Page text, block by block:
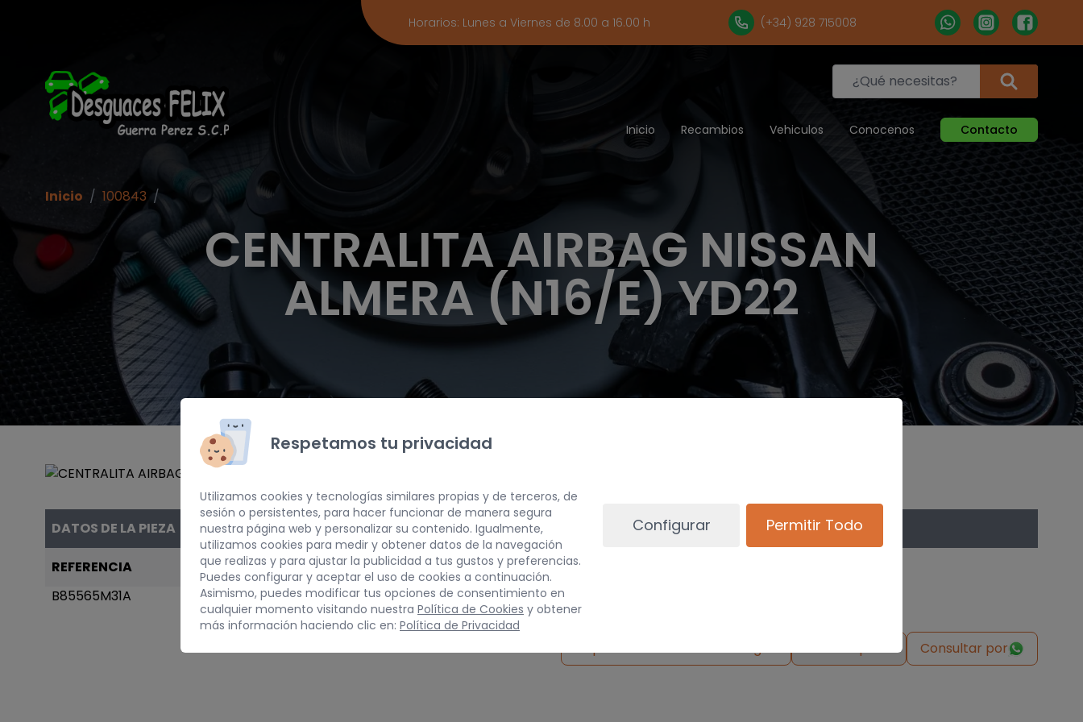
Horarios: Lunes a Viernes de 8.00 a 16.00 h (+34) 928 715008
Inicio Recambios Vehiculos Conocenos Contacto
CENTRALITA AIRBAG NISSAN
ALMERA (N16/E) YD22
Inicio / 100843 /
DATOS DE LA PIEZA
REFERENCIA
B85565M31A
AÑO
2003
PESO
3 kg
Inspeccionar vehículo de origen Solicitar pieza Consultar por
Respetamos tu privacidad
Utilizamos cookies y tecnologías similares propias y de terceros, de
sesión o persistentes, para hacer funcionar de manera segura
nuestra página web y personalizar su contenido. Igualmente,
utilizamos cookies para medir y obtener datos de la navegación
que realizas y para ajustar la publicidad a tus gustos y preferencias.
Puedes configurar y aceptar el uso de cookies a continuación.
Asimismo, puedes modificar tus opciones de consentimiento en
cualquier momento visitando nuestra Política de Cookies y obtener
más información haciendo clic en: Política de Privacidad
Configurar Permitir Todo